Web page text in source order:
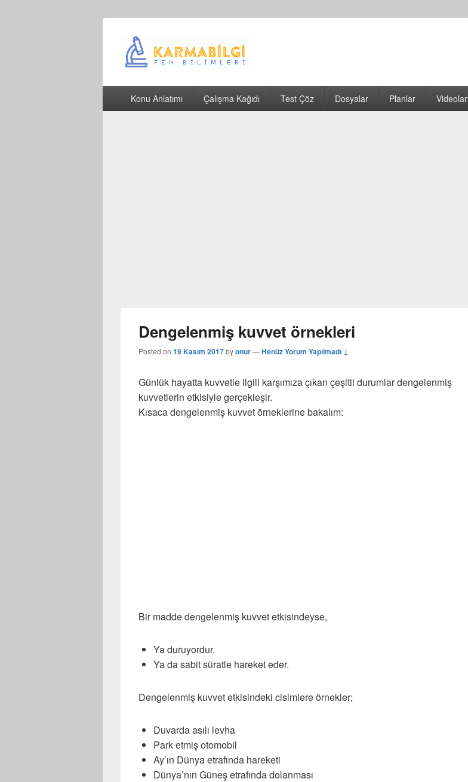
Konu Anlatımı Çalışma Kağıdı Test Çöz Dosyalar Planlar Videolar
Dengelenmiş kuvvet örnekleri
Posted on 19 Kasım 2017byonur—Henüz Yorum Yapılmadı ↓
Günlük hayatta kuvvetle ilgili karşımıza çıkan çeşitli durumlar dengelenmiş
kuvvetlerin etkisiyle gerçekleşir.
Kısaca dengelenmiş kuvvet örneklerine bakalım:
Bir madde dengelenmiş kuvvet etkisindeyse,
Ya duruyordur.
Ya da sabit süratle hareket eder.
Dengelenmiş kuvvet etkisindeki cisimlere örnekler;
Duvarda asılı levha
Park etmiş otomobil
Ay’ın Dünya etrafında hareketi
Dünya’nın Güneş etrafında dolanması